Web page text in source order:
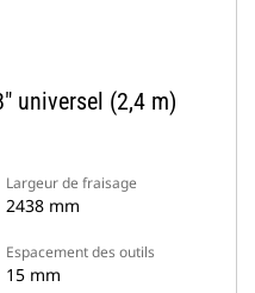
universel (2,4 m)
Largeur de fraisage
2438 mm
Espacement des outils
15 mm